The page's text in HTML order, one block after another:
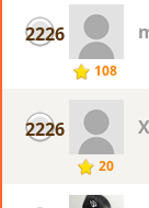
2226
108
2226
20